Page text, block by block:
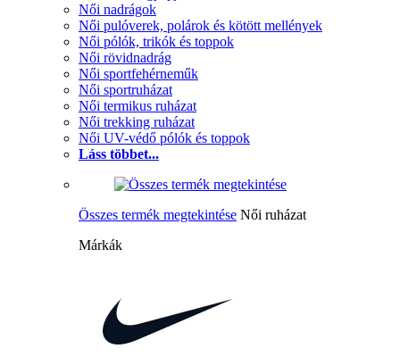
Női nadrágok
Női pulóverek, polárok és kötött mellények
Női pólók, trikók és toppok
Női rövidnadrág
Női sportfehérneműk
Női sportruházat
Női termikus ruházat
Női trekking ruházat
Női UV-védő pólók és toppok
Láss többet...
Összes termék megtekintése Női ruházat
Márkák